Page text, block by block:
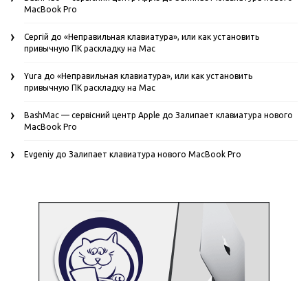
MacBook Pro
Сергій до «Неправильная клавиатура», или как установить
привычную ПК раскладку на Mac
Yura до «Неправильная клавиатура», или как установить
привычную ПК раскладку на Mac
BashMac — сервісний центр Apple до Залипает клавиатура нового
MacBook Pro
Evgeniy до Залипает клавиатура нового MacBook Pro